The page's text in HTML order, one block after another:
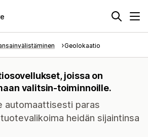
Geolokaatio
joissa on
valitsin-toiminnoille.
automaattisesti paras
heidän sijaintinsa